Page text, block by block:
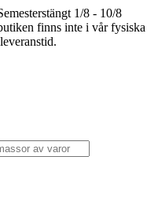
1/8 - 10/8
finns inte i vår fysiska